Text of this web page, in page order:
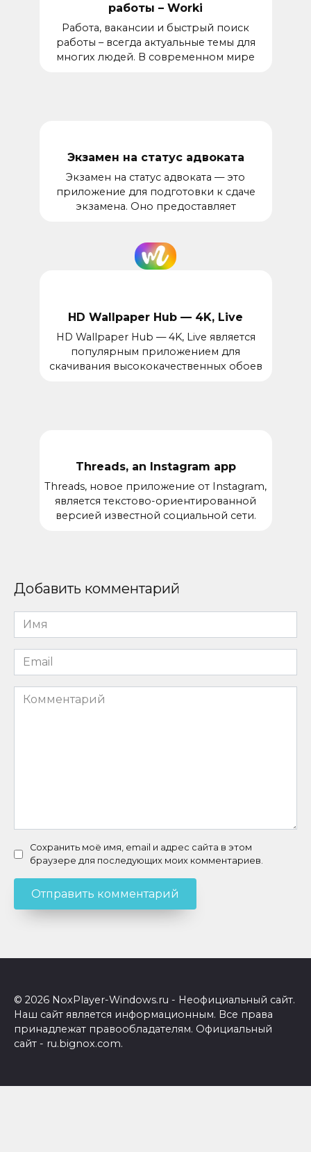
работы – Worki
Работа, вакансии и быстрый поиск
работы – всегда актуальные темы для
многих людей. В современном мире
Экзамен на статус адвоката
Экзамен на статус адвоката — это
приложение для подготовки к сдаче
экзамена. Оно предоставляет
HD Wallpaper Hub — 4K, Live
HD Wallpaper Hub — 4K, Live является
популярным приложением для
скачивания высококачественных обоев
Threads, an Instagram app
Threads, новое приложение от Instagram,
является текстово-ориентированной
версией известной социальной сети.
Добавить комментарий
Имя
*
Email
*
Комментарий
Сохранить моё имя, email и адрес сайта в этом
браузере для последующих моих комментариев.
© 2026 NoxPlayer-Windows.ru - Неофициальный сайт.
Наш сайт является информационным. Все права
принадлежат правообладателям. Официальный
сайт - ru.bignox.com.